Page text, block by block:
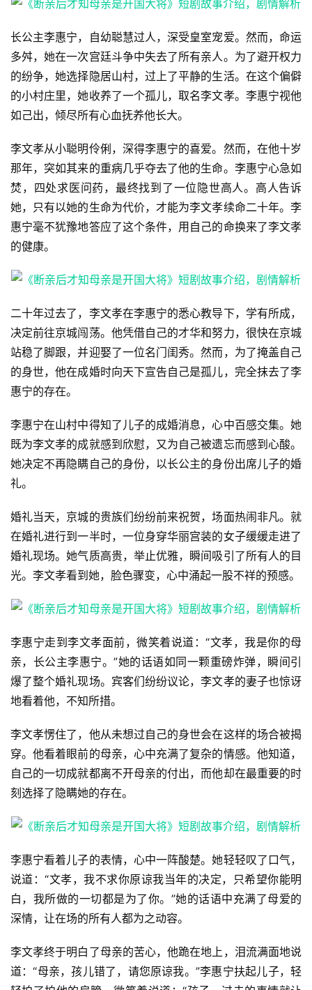
页
📖
语
文
集
🔥
热
榜
长公主李惠宁，自幼聪慧过人，深受皇室宠爱。然而，命运
多舛，她在一次宫廷斗争中失去了所有亲人。为了避开权力
的纷争，她选择隐居山村，过上了平静的生活。在这个偏僻
的小村庄里，她收养了一个孤儿，取名李文孝。李惠宁视他
如己出，倾尽所有心血抚养他长大。
李文孝从小聪明伶俐，深得李惠宁的喜爱。然而，在他十岁
那年，突如其来的重病几乎夺去了他的生命。李惠宁心急如
焚，四处求医问药，最终找到了一位隐世高人。高人告诉
她，只有以她的生命为代价，才能为李文孝续命二十年。李
惠宁毫不犹豫地答应了这个条件，用自己的命换来了李文孝
的健康。
二十年过去了，李文孝在李惠宁的悉心教导下，学有所成，
决定前往京城闯荡。他凭借自己的才华和努力，很快在京城
站稳了脚跟，并迎娶了一位名门闺秀。然而，为了掩盖自己
的身世，他在成婚时向天下宣告自己是孤儿，完全抹去了李
惠宁的存在。
李惠宁在山村中得知了儿子的成婚消息，心中百感交集。她
既为李文孝的成就感到欣慰，又为自己被遗忘而感到心酸。
她决定不再隐瞒自己的身份，以长公主的身份出席儿子的婚
礼。
婚礼当天，京城的贵族们纷纷前来祝贺，场面热闹非凡。就
在婚礼进行到一半时，一位身穿华丽宫装的女子缓缓走进了
婚礼现场。她气质高贵，举止优雅，瞬间吸引了所有人的目
光。李文孝看到她，脸色骤变，心中涌起一股不祥的预感。
李惠宁走到李文孝面前，微笑着说道：“文孝，我是你的母
亲，长公主李惠宁。”她的话语如同一颗重磅炸弹，瞬间引
爆了整个婚礼现场。宾客们纷纷议论，李文孝的妻子也惊讶
地看着他，不知所措。
李文孝愣住了，他从未想过自己的身世会在这样的场合被揭
穿。他看着眼前的母亲，心中充满了复杂的情感。他知道，
自己的一切成就都离不开母亲的付出，而他却在最重要的时
刻选择了隐瞒她的存在。
李惠宁看着儿子的表情，心中一阵酸楚。她轻轻叹了口气，
说道：“文孝，我不求你原谅我当年的决定，只希望你能明
白，我所做的一切都是为了你。”她的话语中充满了母爱的
深情，让在场的所有人都为之动容。
李文孝终于明白了母亲的苦心，他跪在地上，泪流满面地说
道：“母亲，孩儿错了，请您原谅我。”李惠宁扶起儿子，轻